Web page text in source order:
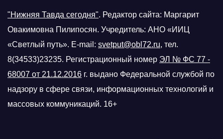
"Нижняя Тавда сегодня". Редактор сайта: Маргарит
Овакимовна Пилипосян. Учредитель: АНО «ИИЦ
«Светлый путь». E-mail: svetput@obl72.ru, тел.
8(34533)23235. Регистрационный номер ЭЛ № ФС 77 -
68007 от 21.12.2016 г. выдано Федеральной службой по
надзору в сфере связи, информационных технологий и
массовых коммуникаций. 16+